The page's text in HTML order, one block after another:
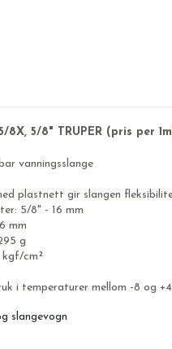
8X, 5/8" TRUPER (pris per
vanningsslange
plastnett gir slangen
5/8" - 16 mm
mm
g
kgf/cm²
i temperaturer mellom -8 og
slangevogn